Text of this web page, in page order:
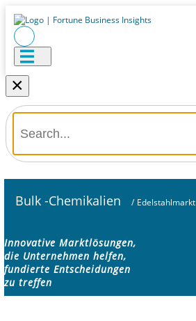
×
Bulk -Chemikalien / Edelstahlmarkt
Innovative Marktlösungen,
die Unternehmen helfen,
fundierte Entscheidungen
zu treffen